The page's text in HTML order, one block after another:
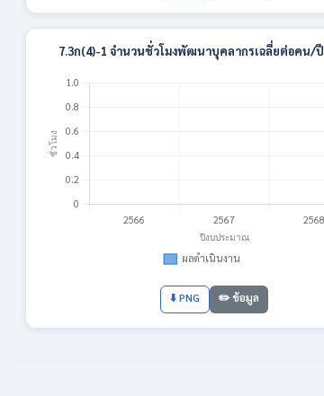
7.3ก(4)-1 จำนวนชั่วโมงพัฒนาบุคลากรเฉลี่ยต่อคน/ปี
⬇️ PNG ✏️ ข้อมูล